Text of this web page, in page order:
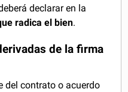
declarar en la
radica el bien.
de la firma
del contrato o acuerdo